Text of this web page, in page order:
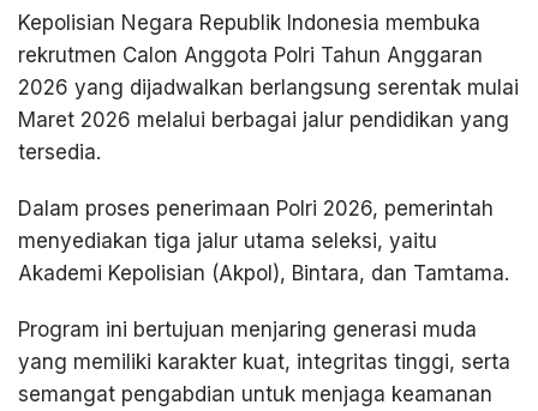
Kepolisian Negara Republik Indonesia membuka
rekrutmen Calon Anggota Polri Tahun Anggaran
2026 yang dijadwalkan berlangsung serentak mulai
Maret 2026 melalui berbagai jalur pendidikan yang
tersedia.
Dalam proses penerimaan Polri 2026, pemerintah
menyediakan tiga jalur utama seleksi, yaitu
Akademi Kepolisian (Akpol), Bintara, dan Tamtama.
Program ini bertujuan menjaring generasi muda
yang memiliki karakter kuat, integritas tinggi, serta
semangat pengabdian untuk menjaga keamanan